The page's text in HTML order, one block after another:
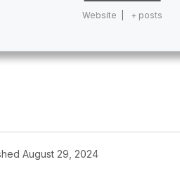
Website + posts
August 29, 2024